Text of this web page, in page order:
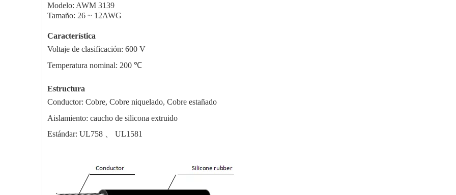
Modelo: AWM 3139
Tamaño: 26 ~ 12AWG
Característica
Voltaje de clasificación: 600 V
Temperatura nominal: 200 ℃
Estructura
Conductor: Cobre, Cobre niquelado, Cobre estañado
Aislamiento: caucho de silicona extruido
Estándar: UL758 、 UL1581